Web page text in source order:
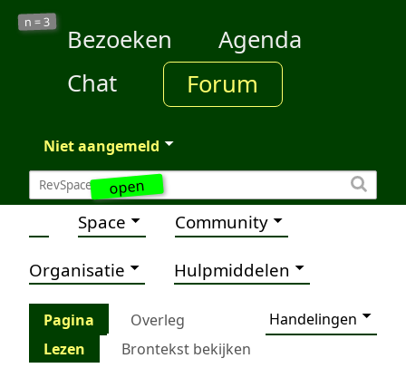
open
n =3
Bezoeken
Agenda
Chat
Forum
Niet aangemeld
Space Community
Organisatie Hulpmiddelen
Pagina Overleg
Handelingen
Lezen
Brontekst bekijken